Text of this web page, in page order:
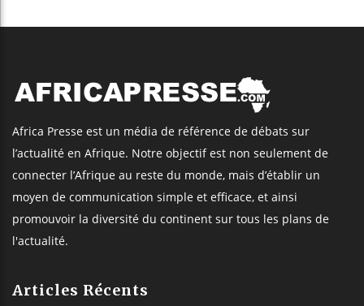
Africa Presse est un média de référence de débats sur
l’actualité en Afrique. Notre objectif est non seulement de
connecter l’Afrique au reste du monde, mais d’établir un
moyen de communication simple et efficace, et ainsi
promouvoir la diversité du continent sur tous les plans de
l'actualité.
Articles Récents